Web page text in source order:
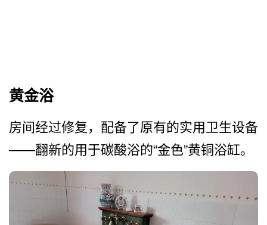
黄金浴
房间经过修复，配备了原有的实用卫生设备
——翻新的用于碳酸浴的“金色”黄铜浴缸。